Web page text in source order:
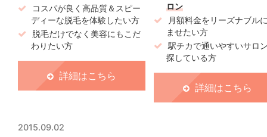
コスパが良く高品質＆スピー
ディーな脱毛を体験したい方
脱毛だけでなく美容にもこだ
わりたい方
詳細はこちら
ロン
月額料金をリーズナブル
ませたい方
駅チカで通いやすいサロ
探している方
詳細はこちら
2015.09.02